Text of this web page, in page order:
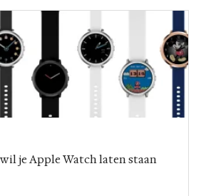
je Apple Watch laten staan